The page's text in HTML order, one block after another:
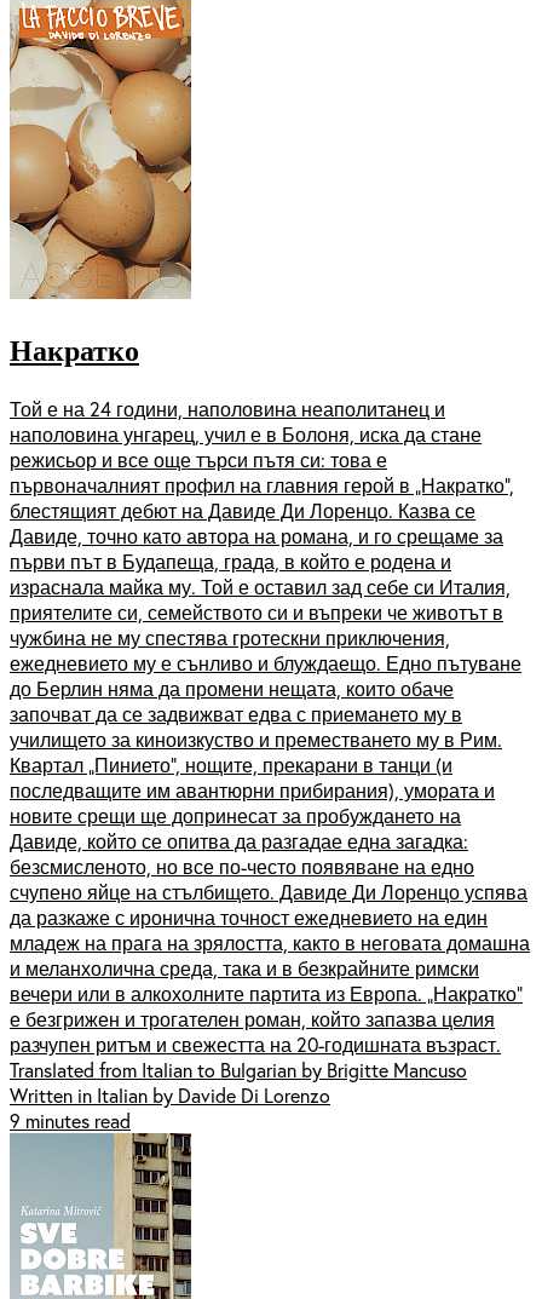
Накратко
Той е на 24 години, наполовина неаполитанец и
наполовина унгарец, учил е в Болоня, иска да стане
режисьор и все още търси пътя си: това е
първоначалният профил на главния герой в „Накратко“,
блестящият дебют на Давиде Ди Лоренцо. Казва се
Давиде, точно като автора на романа, и го срещаме за
първи път в Будапеща, града, в който е родена и
израснала майка му. Той е оставил зад себе си Италия,
приятелите си, семейството си и въпреки че животът в
чужбина не му спестява гротескни приключения,
ежедневието му е сънливо и блуждаещо. Едно пътуване
до Берлин няма да промени нещата, които обаче
започват да се задвижват едва с приемането му в
училището за киноизкуство и преместването му в Рим.
Квартал „Пинието“, нощите, прекарани в танци (и
последващите им авантюрни прибирания), умората и
новите срещи ще допринесат за пробуждането на
Давиде, който се опитва да разгадае една загадка:
безсмисленото, но все по-често появяване на едно
счупено яйце на стълбището. Давиде Ди Лоренцо успява
да разкаже с иронична точност ежедневието на един
младеж на прага на зрялостта, както в неговата домашна
и меланхолична среда, така и в безкрайните римски
вечери или в алкохолните партита из Европа. „Накратко”
е безгрижен и трогателен роман, който запазва целия
разчупен ритъм и свежестта на 20-годишната възраст.
Translated from Italian to Bulgarian by Brigitte Mancuso
Written in Italian by Davide Di Lorenzo
9 minutes read